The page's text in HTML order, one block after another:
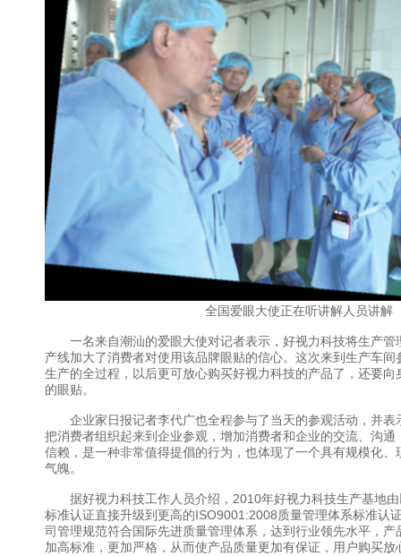
全国爱眼大使正在听讲解人员讲解
一名来自潮汕的爱眼大使对记者表示，好视力科技将生产管
产线加大了消费者对使用该品牌眼贴的信心。这次来到生产车间
生产的全过程，以后更可放心购买好视力科技的产品了，还要向
的眼贴。
企业家日报记者李代广也全程参与了当天的参观活动，并表
把消费者组织起来到企业参观，增加消费者和企业的交流、沟通
信赖，是一种非常值得提倡的行为，也体现了一个具有规模化、
气魄。
据好视力科技工作人员介绍，2010年好视力科技生产基地由
标准认证直接升级到更高的ISO9001:2008质量管理体系标准认
司管理规范符合国际先进质量管理体系，达到行业领先水平，产
加高标准，更加严格，从而使产品质量更加有保证，用户购买放